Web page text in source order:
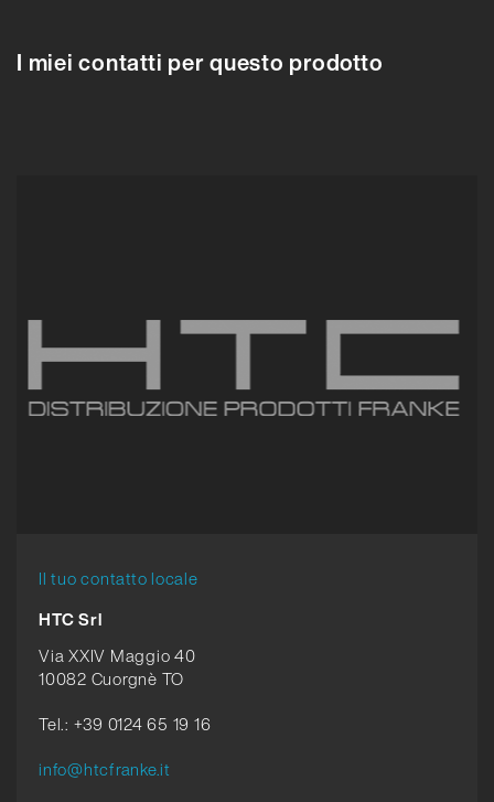
I miei contatti per questo prodotto
Il tuo contatto locale
HTC Srl
Via XXIV Maggio 40
10082 Cuorgnè TO
Tel.: +39 0124 65 19 16
info@htcfranke.it